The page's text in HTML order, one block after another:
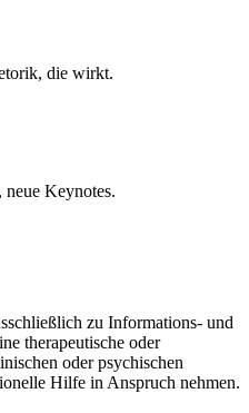
die wirkt.
Keynotes.
zu Informations- und
therapeutische oder
oder psychischen
Hilfe in Anspruch nehmen.